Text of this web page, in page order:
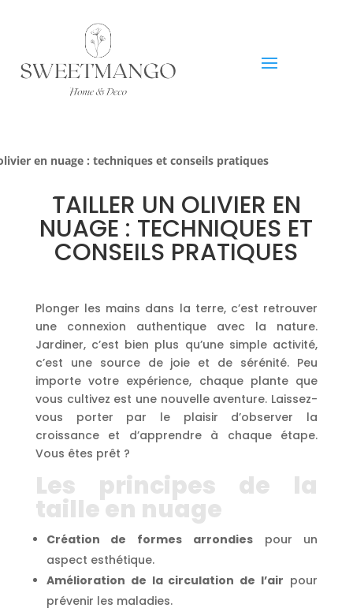
en nuage : techniques et conseils pratiques
TAILLER UN OLIVIER EN
NUAGE : TECHNIQUES ET
CONSEILS PRATIQUES
Plonger les mains dans la terre, c’est retrouver
une connexion authentique avec la nature.
Jardiner, c’est bien plus qu’une simple activité,
c’est une source de joie et de sérénité. Peu
importe votre expérience, chaque plante que
vous cultivez est une nouvelle aventure. Laissez-
vous porter par le plaisir d’observer la
croissance et d’apprendre à chaque étape.
Vous êtes prêt ?
Les principes de la
taille en nuage
Création de formes arrondiespour un
aspect esthétique.
Amélioration de la circulation de l’air pour
prévenir les maladies.